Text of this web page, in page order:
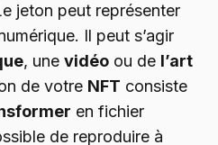
jeton peut représenter
Il peut s’agir
, une vidéo ou de l’art
de votre NFT consiste
en fichier
de reproduire à